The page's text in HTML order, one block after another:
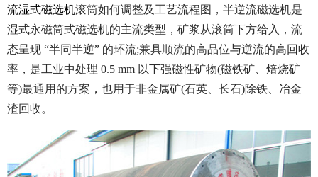
流湿式磁选机滚筒如何调整及工艺流程图，半逆流磁选机是
湿式永磁筒式磁选机的主流类型，矿浆从滚筒下方给入，流
态呈现 “半同半逆” 的环流;兼具顺流的高品位与逆流的高回收
率，是工业中处理 0.5 mm 以下强磁性矿物(磁铁矿、焙烧矿
等)最通用的方案，也用于非金属矿(石英、长石)除铁、冶金
渣回收。